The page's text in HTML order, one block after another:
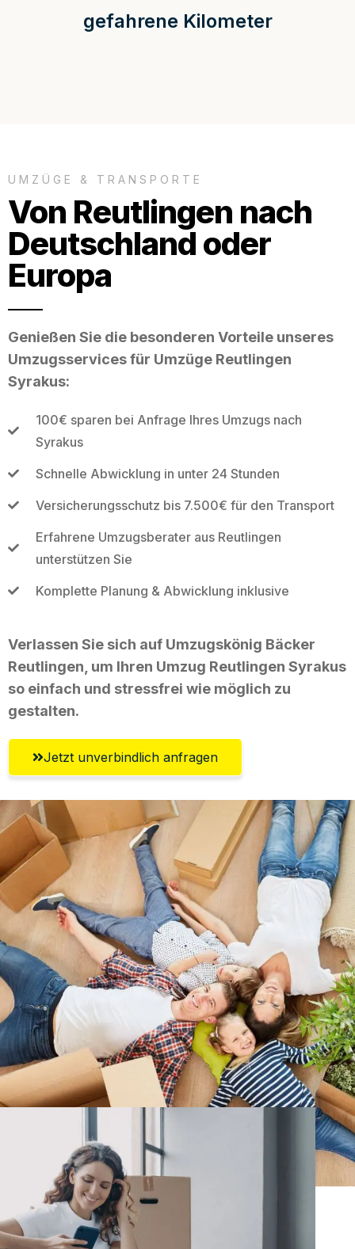
gefahrene Kilometer
UMZÜGE & TRANSPORTE
Von Reutlingen nach
Deutschland oder
Europa
Genießen Sie die besonderen Vorteile unseres
Umzugsservices für Umzüge Reutlingen
Syrakus:
100€ sparen bei Anfrage Ihres Umzugs nach
Syrakus
Schnelle Abwicklung in unter 24 Stunden
Versicherungsschutz bis 7.500€ für den Transport
Erfahrene Umzugsberater aus Reutlingen
unterstützen Sie
Komplette Planung & Abwicklung inklusive
Verlassen Sie sich auf Umzugskönig Bäcker
Reutlingen, um Ihren Umzug Reutlingen Syrakus
so einfach und stressfrei wie möglich zu
gestalten.
Jetzt unverbindlich anfragen